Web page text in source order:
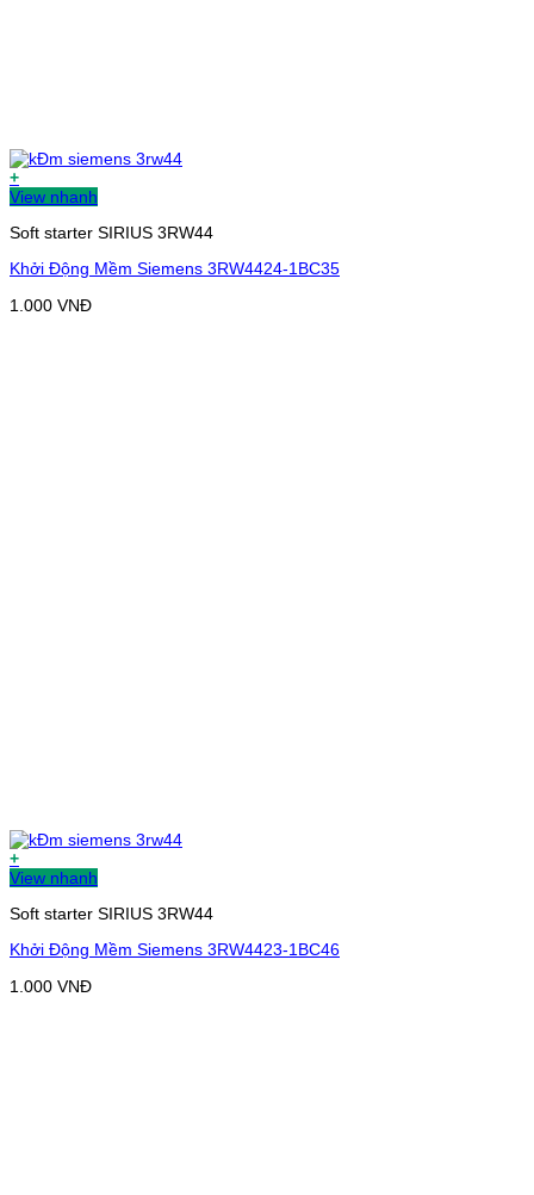
+
View nhanh
Soft starter SIRIUS 3RW44
Khởi Động Mềm Siemens 3RW4424-1BC35
1.000 VNĐ
+
View nhanh
Soft starter SIRIUS 3RW44
Khởi Động Mềm Siemens 3RW4423-1BC46
1.000 VNĐ